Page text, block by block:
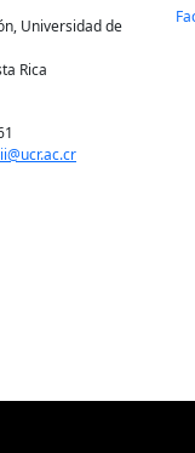
Universidad de
Rica